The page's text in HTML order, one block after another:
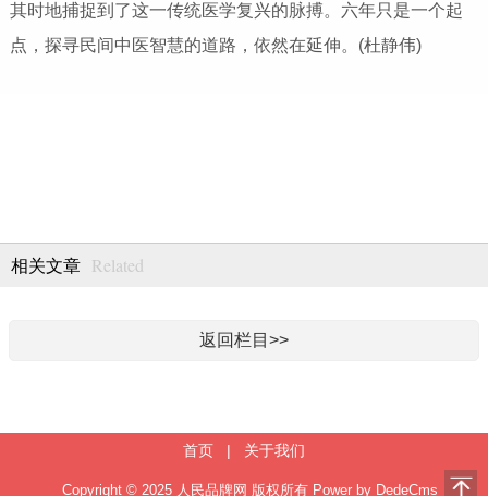
其时地捕捉到了这一传统医学复兴的脉搏。六年只是一个起
点，探寻民间中医智慧的道路，依然在延伸。(杜静伟)
相关文章 Related
返回栏目>>
首页 | 关于我们
Copyright © 2025 人民品牌网 版权所有 Power by DedeCms